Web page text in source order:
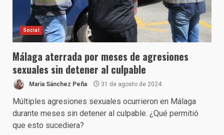
Social
Málaga aterrada por meses de agresiones
sexuales sin detener al culpable
Maria Sánchez Peña 31 de agosto de 2024
Múltiples agresiones sexuales ocurrieron en Málaga
durante meses sin detener al culpable. ¿Qué permitió
que esto sucediera?